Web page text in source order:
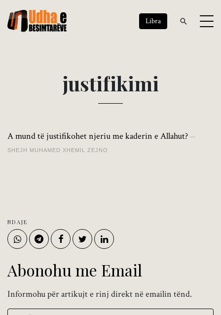
Libra
justifikimi
A mund të justifikohet njeriu me kaderin e Allahut?
SHEJH MUHAMED XHEMIL ZEJNO
NDAJE
Abonohu me Email
Informohu për artikujt e rinj direkt në emailin tënd.